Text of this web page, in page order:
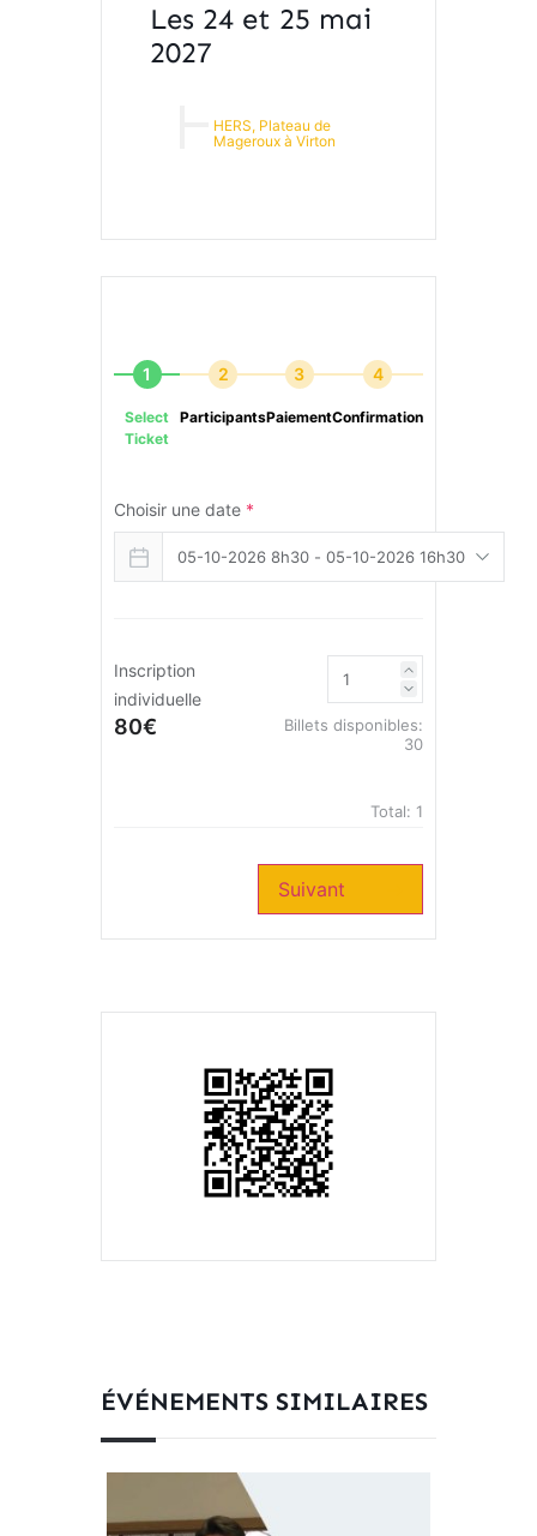
Les 24 et 25 mai
2027
HERS, Plateau de
Mageroux à Virton
1
Select
Ticket
2
Participants
3
Paiement
4
Confirmation
Choisir une date *
Inscription
individuelle
80€
Billets disponibles:
30
Total: 1
Suivant
ÉVÉNEMENTS SIMILAIRES